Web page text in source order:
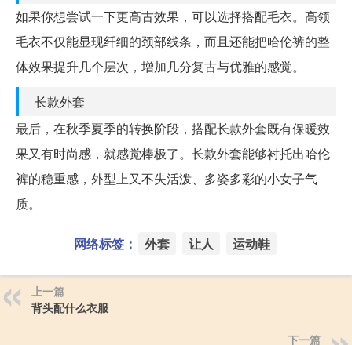
如果你想尝试一下更高古效果，可以选择搭配毛衣。高领
毛衣不仅能显现纤细的颈部线条，而且还能把哈伦裤的整
体效果提升几个层次，增加几分复古与优雅的感觉。
长款外套
最后，在秋季夏季的转换阶段，搭配长款外套既有保暖效
果又有时尚感，就感觉棒极了。长款外套能够衬托出哈伦
裤的稳重感，外型上又不失活泼、多姿多彩的小女子气
质。
网络标签： 外套 让人 运动鞋
上一篇
背头配什么衣服
下一篇